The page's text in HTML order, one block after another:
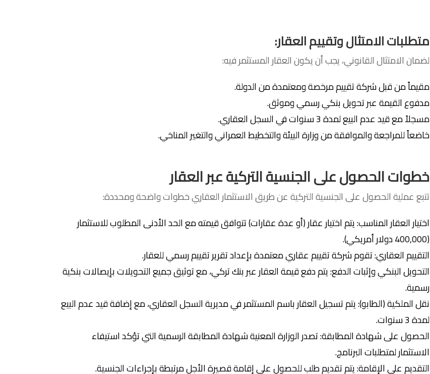
متطلبات الامتثال وتقييم العقار:
لضمان الامتثال القانوني، يجب أن يكون العقار المستثمر فيه:
مقيماً من قبل شركة تقييم مرخصة ومعتمدة من الدولة.
مدفوع القيمة عبر تحويل بنكي رسمي وموثق.
مسجلاً مع قيد عدم البيع لمدة 3 سنوات في السجل العقاري.
خاضعاً للمراجعة والموافقة من وزارة البيئة والتخطيط العمراني والتغير المناخي.
خطوات الحصول على الجنسية التركية عبر العقار
تتبع عملية الحصول على الجنسية التركية عن طريق الاستثمار العقاري خطوات واضحة ومحددة:
اختيار العقار المناسب: يتم اختيار عقار (أو عدة عقارات) تتوافق قيمته مع الحد الأدنى المطلوب للاستثمار
(400,000 دولار أمريكي).
التقييم العقاري: تقوم شركة تقييم عقاري معتمدة بإعداد تقرير تقييم رسمي للعقار.
التحويل البنكي وإثبات الدفع: يتم دفع قيمة العقار عبر بنك تركي، مع توثيق جميع التحويلات بإيصالات بنكية
رسمية.
نقل الملكية (الطابو): يتم تسجيل العقار باسم المستثمر في مديرية السجل العقاري، مع إضافة قيد عدم البيع
لمدة 3 سنوات.
الحصول على شهادة المطابقة: تصدر الوزارة المعنية شهادة المطابقة الرسمية التي تؤكد استيفاء
الاستثمار لمتطلبات البرنامج.
التقديم على الإقامة: يتم تقديم طلب للحصول على إقامة قصيرة الأجل مرتبطة بإجراءات الجنسية.